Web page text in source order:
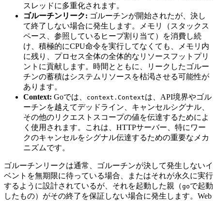
スレッドに多重化されます。
ゴルーチンリーク: ゴルーチンが開始されたが、決し
て終了しない場合に発生します。メモリ（スタックス
ペース、参照しているヒープ割り当て）を消費し続
け、積極的にCPU命令を実行してなくても、メモリ内
に残り、プロセス全体の全体的なリソースフットプリ
ントに貢献します。時間とともに、リークしたゴルー
チンの蓄積はシステムリソースを枯渇させる可能性が
あります。
Context: Goでは、 context.Contextは、API境界やゴル
ーチンを越えてデッドライン、キャンセルシグナル、
その他のリクエストスコープの値を伝達するためによ
く使用されます。これは、HTTPサーバー、特にワー
クのキャンセルをシグナル伝達するための重要なメカ
ニズムです。
ゴルーチンリークは通常、ゴルーチンが決して発生しないイ
ベントを無期限に待っている場合、またはそれが永久に実行
するように設計されているが、それを起動した親（goで起動
したもの）がその終了を保証しない場合に発生します。Web